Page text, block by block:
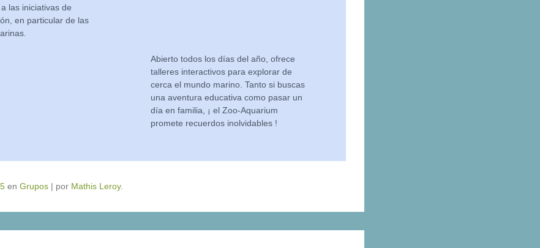
las iniciativas de
en particular de las
Abierto todos los días del año, ofrece
talleres interactivos para explorar de
cerca el mundo marino. Tanto si buscas
una aventura educativa como pasar un
día en familia, ¡ el Zoo-Aquarium
promete recuerdos inolvidables !
en Grupos | por Mathis Leroy.